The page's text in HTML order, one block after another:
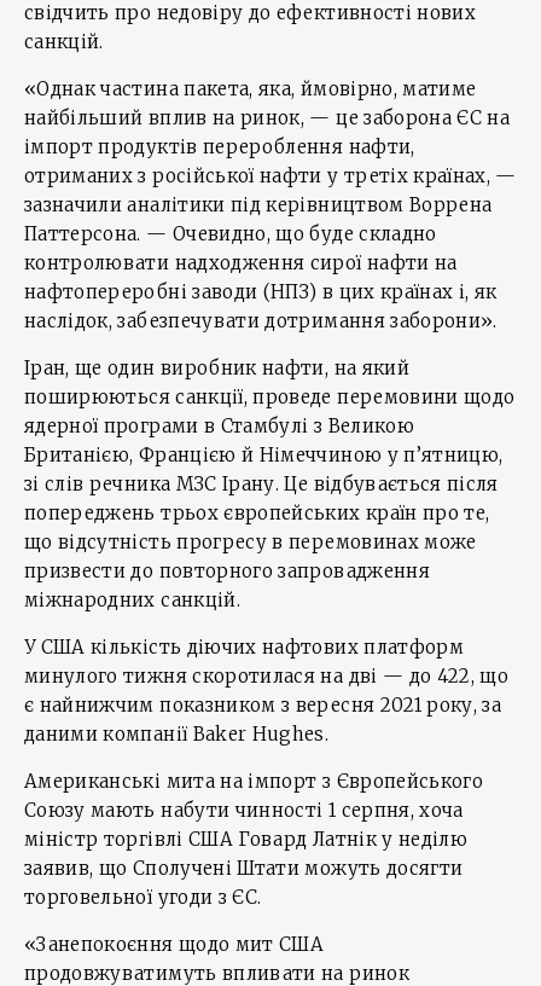
свідчить про недовіру до ефективності нових
санкцій.
«Однак частина пакета, яка, ймовірно, матиме
найбільший вплив на ринок, — це заборона ЄС на
імпорт продуктів перероблення нафти,
отриманих з російської нафти у третіх країнах, —
зазначили аналітики під керівництвом Воррена
Паттерсона. — Очевидно, що буде складно
контролювати надходження сирої нафти на
нафтопереробні заводи (НПЗ) в цих країнах і, як
наслідок, забезпечувати дотримання заборони».
Іран, ще один виробник нафти, на який
поширюються санкції, проведе перемовини щодо
ядерної програми в Стамбулі з Великою
Британією, Францією й Німеччиною у п’ятницю,
зі слів речника МЗС Ірану. Це відбувається після
попереджень трьох європейських країн про те,
що відсутність прогресу в перемовинах може
призвести до повторного запровадження
міжнародних санкцій.
У США кількість діючих нафтових платформ
минулого тижня скоротилася на дві — до 422, що
є найнижчим показником з вересня 2021 року, за
даними компанії Baker Hughes.
Американські мита на імпорт з Європейського
Союзу мають набути чинності 1 серпня, хоча
міністр торгівлі США Говард Латнік у неділю
заявив, що Сполучені Штати можуть досягти
торговельної угоди з ЄС.
«Занепокоєння щодо мит США
продовжуватимуть впливати на ринок